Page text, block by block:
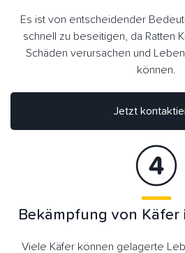
Es ist von entscheidender
schnell zu beseitigen, da Ratten
Schäden verursachen und
können.
Jetzt
Bekämpfung von Käfer
Viele Käfer können gelagerte